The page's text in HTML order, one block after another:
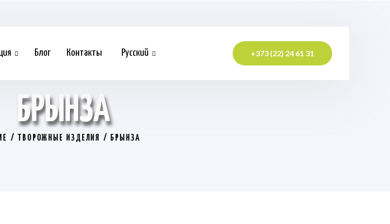
Блог Контакты Русский +373 (22) 24 61 31
БРЫНЗА
ТВОРОЖНЫЕ ИЗДЕЛИЯ БРЫНЗА